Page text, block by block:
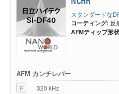
スタンダードな
コーティング: 反
AFMティップ形
AFM カンチレバー
F
320 kHz